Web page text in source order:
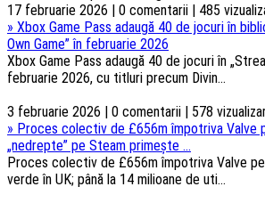
17 februarie 2026 | 0 comentarii | 485
» Xbox Game Pass adaugă 40 de jocuri în
Own Game” în februarie 2026
Xbox Game Pass adaugă 40 de jocuri în
februarie 2026, cu titluri precum Divin...
3 februarie 2026 | 0 comentarii | 578
» Proces colectiv de £656m împotriva Valve
„nedrepte” pe Steam primește ...
Proces colectiv de £656m împotriva Valve
verde în UK; până la 14 milioane de uti...